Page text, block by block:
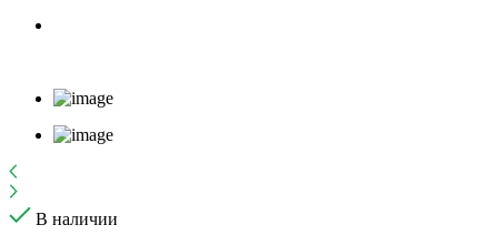
В наличии